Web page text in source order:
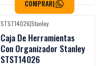
COMPRAR|
-36%OFF Black Week
STST14026|Stanley
Caja De Herramientas
Con Organizador Stanley
STST14026